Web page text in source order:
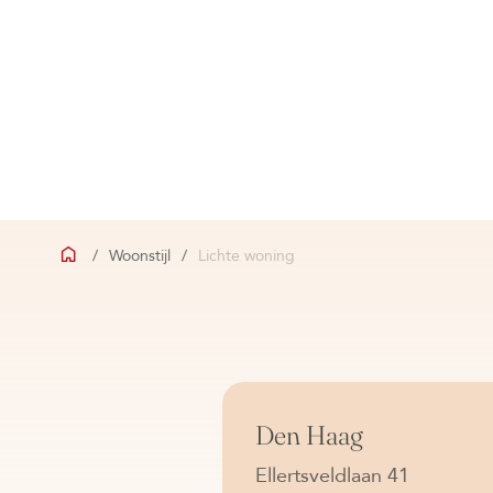
/ Woonstijl / Lichte woning
Beschikbaar
Den Haag
Ellertsveldlaan 41